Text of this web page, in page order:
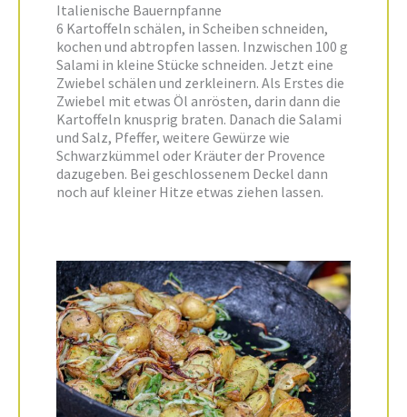
Italienische Bauernpfanne
6 Kartoffeln schälen, in Scheiben schneiden,
kochen und abtropfen lassen. Inzwischen 100 g
Salami in kleine Stücke schneiden. Jetzt eine
Zwiebel schälen und zerkleinern. Als Erstes die
Zwiebel mit etwas Öl anrösten, darin dann die
Kartoffeln knusprig braten. Danach die Salami
und Salz, Pfeffer, weitere Gewürze wie
Schwarzkümmel oder Kräuter der Provence
dazugeben. Bei geschlossenem Deckel dann
noch auf kleiner Hitze etwas ziehen lassen.